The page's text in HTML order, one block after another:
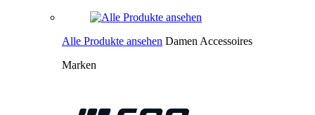
Alle Produkte ansehen Damen Accessoires
Marken